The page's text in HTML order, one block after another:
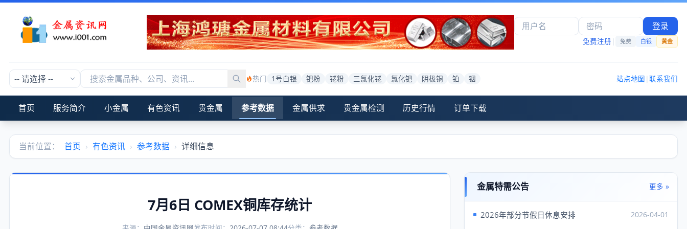
登录
免费注册 | 免费 白银 黄金
热门 1号白银 钯粉 铑粉 三氯化铑 氯化钯 阴极铜 铂 铟 站点地图 | 联系我们
首页 服务简介 小金属 有色资讯 贵金属 参考数据 金属供求 贵金属检测 历史行情 订单下载
当前位置： 首页 › 有色资讯 › 参考数据 › 详细信息
7月6日 COMEX铜库存统计
金属特需公告 更多 »
2026年部分节假日休息安排 2026-04-01